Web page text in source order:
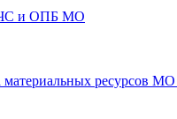
и ОПБ МО
материальных ресурсов